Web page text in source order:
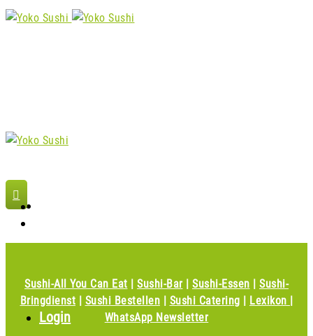
Login
Sushi-All You Can Eat | Sushi-Bar| Sushi-Essen | Sushi-
Bringdienst | Sushi Bestellen | Sushi Catering | Lexikon |
WhatsApp Newsletter